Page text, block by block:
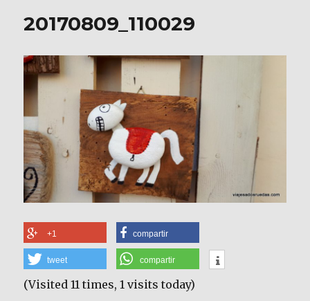
20170809_110029
+1 compartir
tweet compartir
(Visited 11 times, 1 visits today)